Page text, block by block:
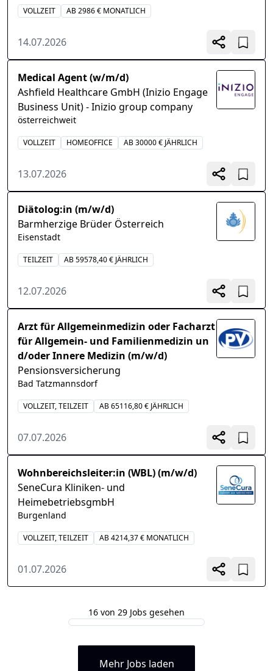
VOLLZEIT AB 2986 € MONATLICH
14.07.2026
Medical Agent (w/m/d)
Ashfield Healthcare GmbH (Inizio Engage
Business Unit) - Inizio group company
österreichweit
VOLLZEIT HOMEOFFICE AB 30000 € JÄHRLICH
13.07.2026
Diätolog:in (m/w/d)
Barmherzige Brüder Österreich
Eisenstadt
TEILZEIT AB 59578,40 € JÄHRLICH
12.07.2026
Arzt für Allgemeinmedizin oder Facharzt
für Allgemein- und Familienmedizin un
d/oder Innere Medizin (m/w/d)
Pensionsversicherung
Bad Tatzmannsdorf
VOLLZEIT, TEILZEIT AB 65116,80 € JÄHRLICH
07.07.2026
Wohnbereichsleiter:in (WBL) (m/w/d)
SeneCura Kliniken- und
HeimebetriebsgmbH
Burgenland
VOLLZEIT, TEILZEIT AB 4214,37 € MONATLICH
01.07.2026
16 von 29 Jobs gesehen
Mehr Jobs laden